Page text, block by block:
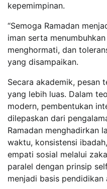
kepemimpinan.
“Semoga Ramadan
iman serta
menghormati, dan
yang disampaikan.
Secara akademik, pesan
yang lebih luas. Dalam
modern, pembentukan
dilepaskan dari
Ramadan menghadirkan
waktu, konsistensi
empati sosial melalui
paralel dengan prinsip
menjadi basis pendidikan